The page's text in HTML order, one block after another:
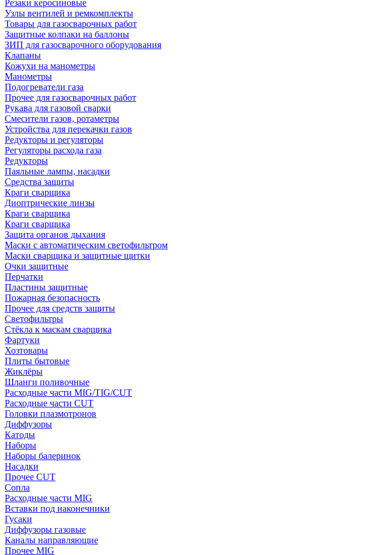
Резаки керосиновые
Узлы вентилей и ремкомплекты
Товары для газосварочных работ
Защитные колпаки на баллоны
ЗИП для газосварочного оборудования
Клапаны
Кожухи на манометры
Манометры
Подогреватели газа
Прочее для газосварочных работ
Рукава для газовой сварки
Смесители газов, ротаметры
Устройства для перекачки газов
Редукторы и регуляторы
Регуляторы расхода газа
Редукторы
Паяльные лампы, насадки
Средства защиты
Краги сварщика
Диоптрические линзы
Краги сварщика
Краги сварщика
Защита органов дыхания
Маски с автоматическим светофильтром
Маски сварщика и защитные щитки
Очки защитные
Перчатки
Пластины защитные
Пожарная безопасность
Прочее для средств защиты
Светофильтры
Стёкла к маскам сварщика
Фартуки
Хозтовары
Плиты бытовые
Жиклёры
Шланги поливочные
Расходные части MIG/TIG/CUT
Расходные части CUT
Головки плазмотронов
Диффузоры
Катоды
Наборы
Наборы балеринок
Насадки
Прочее CUT
Сопла
Расходные части MIG
Вставки под наконечники
Гусаки
Диффузоры газовые
Каналы направляющие
Прочее MIG